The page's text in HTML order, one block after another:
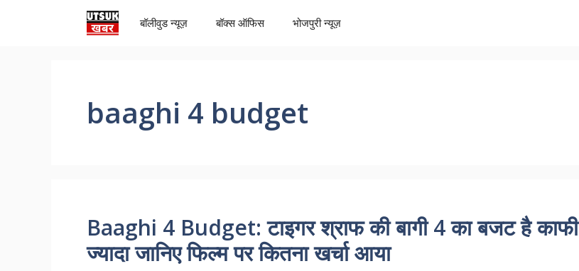
बॉलीवुड न्यूज़ बॉक्स ऑफिस भोजपुरी न्यूज़
baaghi 4 budget
Baaghi 4 Budget: टाइगर श्राफ की बागी 4 का बजट है काफी
ज्यादा जानिए फिल्म पर कितना खर्चा आया